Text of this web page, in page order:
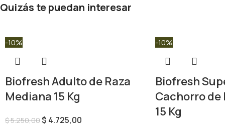
Quizás te puedan interesar
-10%
Biofresh Adulto de Raza
Mediana 15 Kg
$5.250,00$ 4.725,00
-10%
Biofresh
Cachorro de
15 Kg